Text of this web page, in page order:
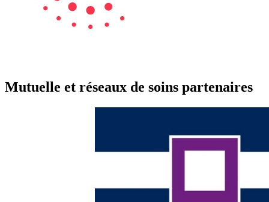
Mutuelle et réseaux de soins partenaires